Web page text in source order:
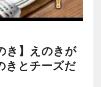
き】えのきが
きとチーズだ